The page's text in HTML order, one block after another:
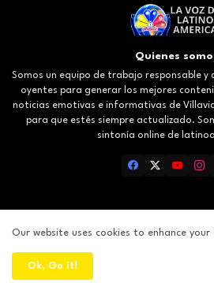
Quienes
Somos un equipo de trabajo responsable
oyentes para generar los mejores
noticias emotivas e informativas de
para que estés siempre actualizado.
sintonía online de
Inicio About Contact us
Our website uses cookies to enhance your
Ok, Go it!